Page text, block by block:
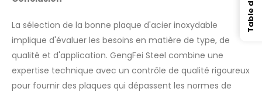
La sélection de la bonne plaque d'acier inoxydable
implique d'évaluer les besoins en matière de type, de
qualité et d'application. GengFei Steel combine une
expertise technique avec un contrôle de qualité rigoureux
pour fournir des plaques qui dépassent les normes de